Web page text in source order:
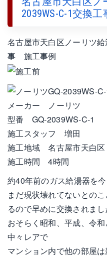
2039WS-C-1交換工
名古屋市天白区ノーリツ
事 施工事例
メーカー ノーリツ
型番 GQ-2039WS-C-1
施工スタッフ 増田
施工地域 名古屋市天白区
施工時間 4時間
約40年前のガス給湯器を今
まだ現状壊れてないとの
るので早めに交換されまし
おそらく昭和、平成、令
中々レアで
マンション内で他の部屋